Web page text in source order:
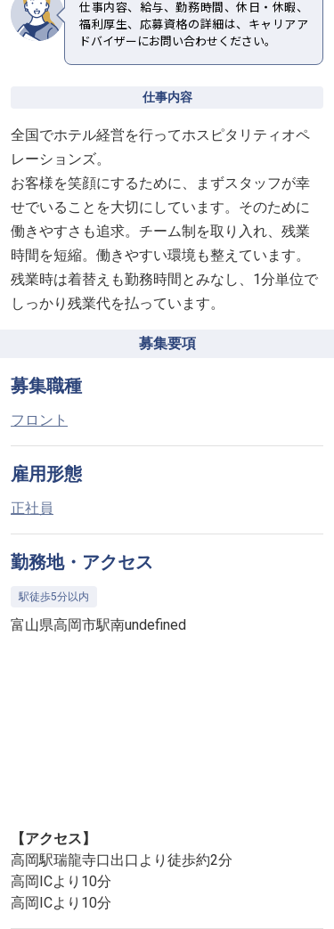
仕事内容、給与、勤務時間、休日・休暇、
福利厚生、応募資格の詳細は、キャリアア
ドバイザーにお問い合わせください。
仕事内容
全国でホテル経営を行ってホスピタリティオペ
レーションズ。
お客様を笑顔にするために、まずスタッフが幸
せでいることを大切にしています。そのために
働きやすさも追求。チーム制を取り入れ、残業
時間を短縮。働きやすい環境も整えています。
残業時は着替えも勤務時間とみなし、1分単位で
しっかり残業代を払っています。
募集要項
募集職種
フロント
雇用形態
正社員
勤務地・アクセス
駅徒歩5分以内
富山県高岡市駅南undefined
【アクセス】
高岡駅瑞龍寺口出口より徒歩約2分
高岡ICより10分
高岡ICより10分